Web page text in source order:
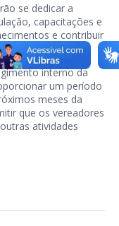
se dedicar a
capacitações e
e contribuir
interno da
um período
meses da
que os vereadores
atividades